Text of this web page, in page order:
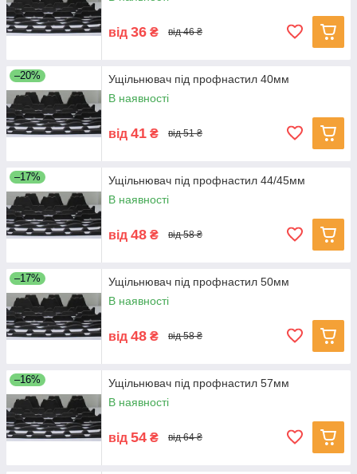
від 36 ₴ від 46 ₴
–20%
Ущільнювач під профнастил 40мм
В наявності
від 41 ₴ від 51 ₴
–17%
Ущільнювач під профнастил 44/45мм
В наявності
від 48 ₴ від 58 ₴
–17%
Ущільнювач під профнастил 50мм
В наявності
від 48 ₴ від 58 ₴
–16%
Ущільнювач під профнастил 57мм
В наявності
від 54 ₴ від 64 ₴